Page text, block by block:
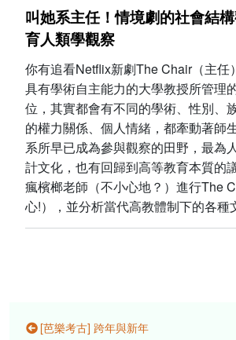
叫她系主任！情境劇的社會結
育人類學觀察
你有追看Netflix新劇The Chair（主任
具有學術自主能力的大學教授所管理
位，其實都會有不同的學術、性別、
的權力關係、個人情緒，都牽動著師
系所早已成為參與觀察的田野，最為
計文化，也有回歸到高等教育本質的
瘋檳榔老師（不小心地？）進行The
心!），並分析當代高教體制下的各種
[芭樂考古] 跨年與新年